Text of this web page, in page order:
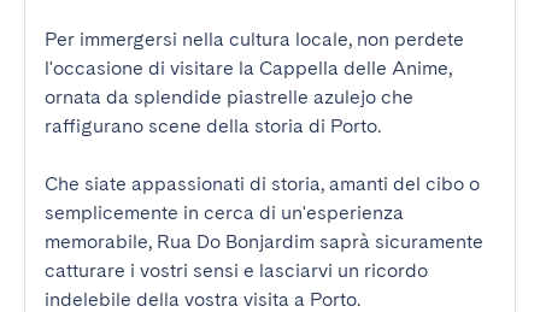
Per immergersi nella cultura locale, non perdete
l'occasione di visitare la Cappella delle Anime,
ornata da splendide piastrelle azulejo che
raffigurano scene della storia di Porto.
Che siate appassionati di storia, amanti del cibo o
semplicemente in cerca di un'esperienza
memorabile, Rua Do Bonjardim saprà sicuramente
catturare i vostri sensi e lasciarvi un ricordo
indelebile della vostra visita a Porto.